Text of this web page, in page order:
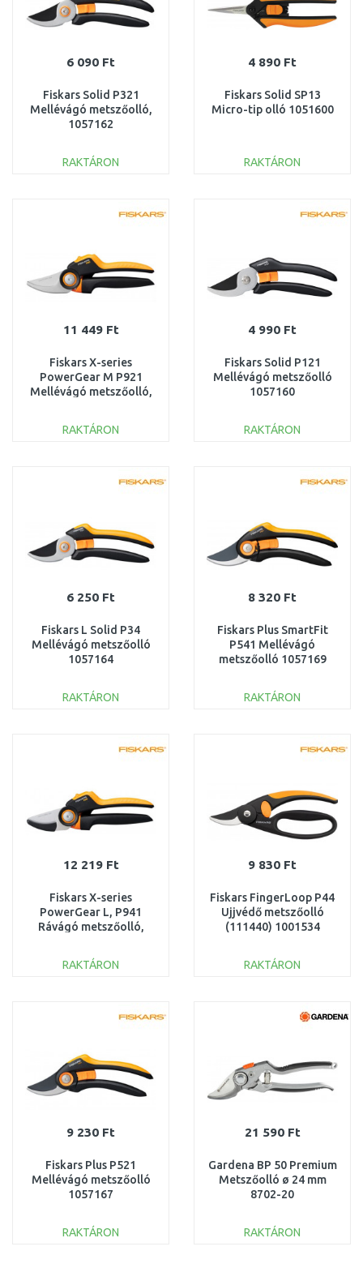
6 090 Ft
Fiskars Solid P321
Mellévágó metszőolló,
1057162
RAKTÁRON
Összehasonlítás
4 890 Ft
Fiskars Solid SP13
Micro-tip olló 1051600
RAKTÁRON
Összehasonlítás
11 449 Ft
Fiskars X-series
PowerGear M P921
Mellévágó metszőolló,
RAKTÁRON
Összehasonlítás
4 990 Ft
Fiskars Solid P121
Mellévágó metszőolló
1057160
RAKTÁRON
Összehasonlítás
6 250 Ft
Fiskars L Solid P34
Mellévágó metszőolló
1057164
RAKTÁRON
Összehasonlítás
8 320 Ft
Fiskars Plus SmartFit
P541 Mellévágó
metszőolló 1057169
RAKTÁRON
Összehasonlítás
12 219 Ft
Fiskars X-series
PowerGear L, P941
Rávágó metszőolló,
RAKTÁRON
Összehasonlítás
9 830 Ft
Fiskars FingerLoop P44
Ujjvédő metszőolló
(111440) 1001534
RAKTÁRON
Összehasonlítás
9 230 Ft
Fiskars Plus P521
Mellévágó metszőolló
1057167
RAKTÁRON
21 590 Ft
Gardena BP 50 Premium
Metszőolló ø 24 mm
8702-20
RAKTÁRON